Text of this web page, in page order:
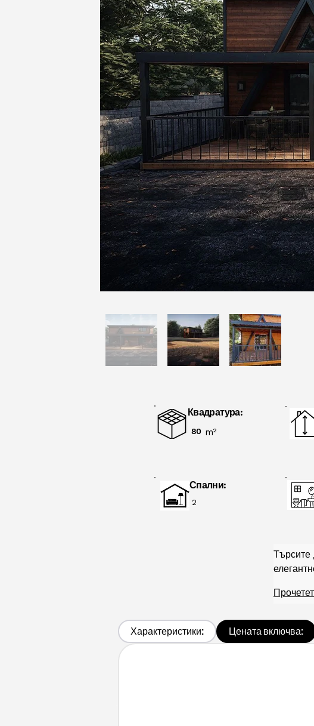
Квадратура:
80 m²
Спални:
2
Търсите
Характеристики: Цената включва: